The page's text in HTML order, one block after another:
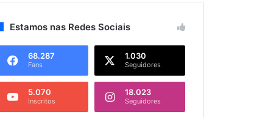
Estamos nas Redes Sociais
68.287
Fans
1.030
Seguidores
5.070
Inscritos
18.023
Seguidores